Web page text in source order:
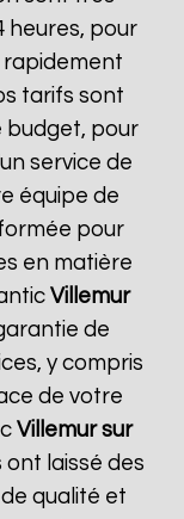
heures, pour
tarifs sont
budget, pour
service de
équipe de
pour
en matière
Villemur
de
y compris
de votre
Villemur sur
ont laissé des
qualité et